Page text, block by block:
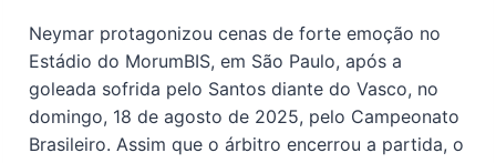
Neymar protagonizou cenas de forte emoção no
Estádio do MorumBIS, em São Paulo, após a
goleada sofrida pelo Santos diante do Vasco, no
domingo, 18 de agosto de 2025, pelo Campeonato
Brasileiro. Assim que o árbitro encerrou a partida, o